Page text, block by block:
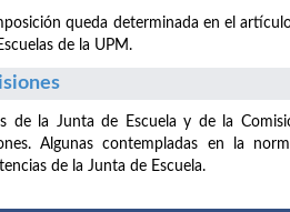
queda determinada en el
de la UPM.
de la Junta de Escuela y de la
Algunas contempladas en la
de la Junta de Escuela.